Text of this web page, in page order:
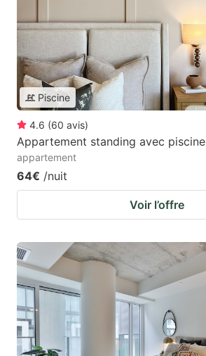
Piscine
4.6 (60 avis)
Appartement standing avec piscine
appartement
64€ /nuit
Voir l’offre